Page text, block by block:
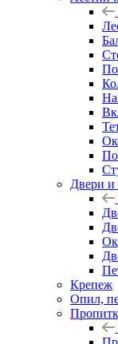
Двери и
Крепеж
Опил,